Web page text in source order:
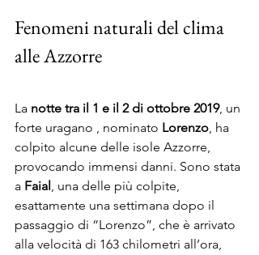
Fenomeni naturali del clima
alle Azzorre
La notte tra il 1 e il 2 di ottobre 2019, un
forte uragano , nominato Lorenzo, ha
colpito alcune delle isole Azzorre,
provocando immensi danni. Sono stata
a Faial , una delle più colpite,
esattamente una settimana dopo il
passaggio di “Lorenzo”, che è arrivato
alla velocità di 163 chilometri all’ora,